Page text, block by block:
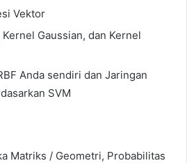
Vektor
Gaussian, dan Kernel
Anda sendiri dan Jaringan
SVM
Matriks / Geometri, Probabilitas